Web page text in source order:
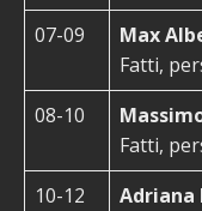
07-09
Max
Fatti,
08-10
Fatti,
10-12
Adriana